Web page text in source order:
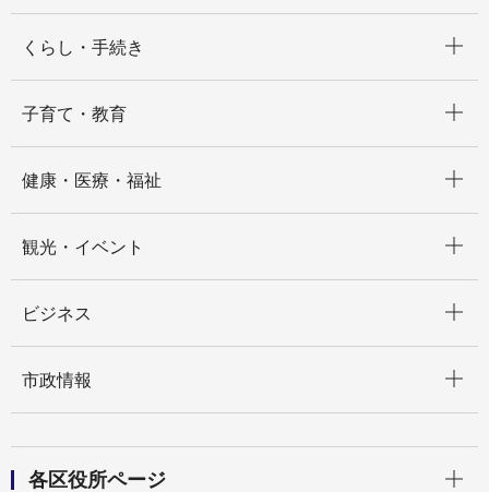
くらし・手続き
子育て・教育
健康・医療・福祉
観光・イベント
ビジネス
市政情報
各区役所ページ